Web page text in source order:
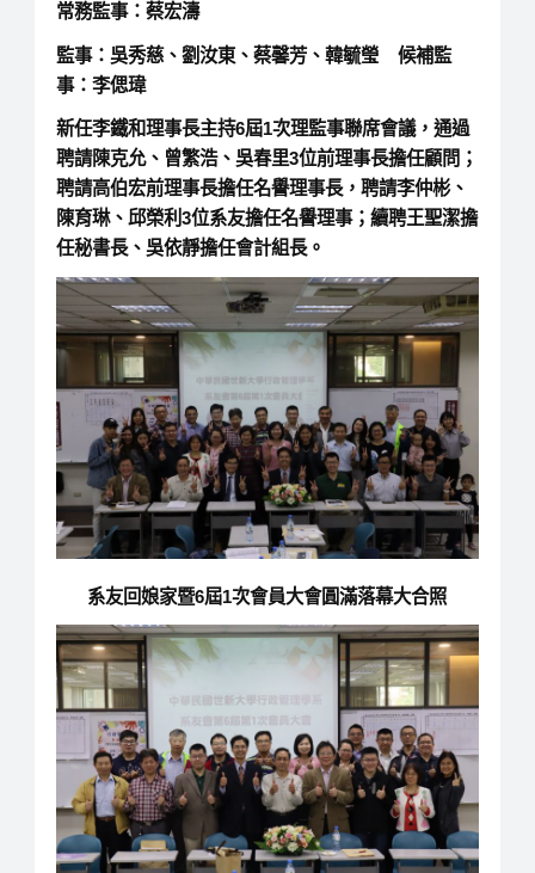
常務監事：蔡宏濤
監事：吳秀慈、劉汝東、蔡馨芳、韓毓瑩 候補監
事：李偲瑋
新任李鐵和理事長主持6屆1次理監事聯席會議，通過
聘請陳克允、曾繁浩、吳春里3位前理事長擔任顧問；
聘請高伯宏前理事長擔任名譽理事長，聘請李仲彬、
陳育琳、邱榮利3位系友擔任名譽理事；續聘王聖潔擔
任秘書長、吳依靜擔任會計組長。
系友回娘家暨6屆1次會員大會圓滿落幕大合照